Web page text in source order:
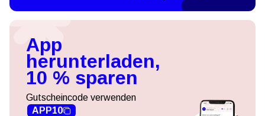
App
herunterladen,
10 % sparen
Gutscheincode verwenden
APP10